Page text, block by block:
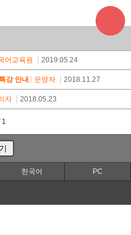
어교육원 2019.05.24
강 안내 운영자 2018.11.27
자 2018.05.23
1
한국어 PC